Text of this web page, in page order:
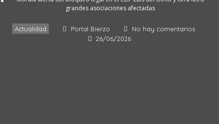
grandes asociaciones afectadas
Actualidad Portal Bierzo
No hay comentarios
26/06/2026